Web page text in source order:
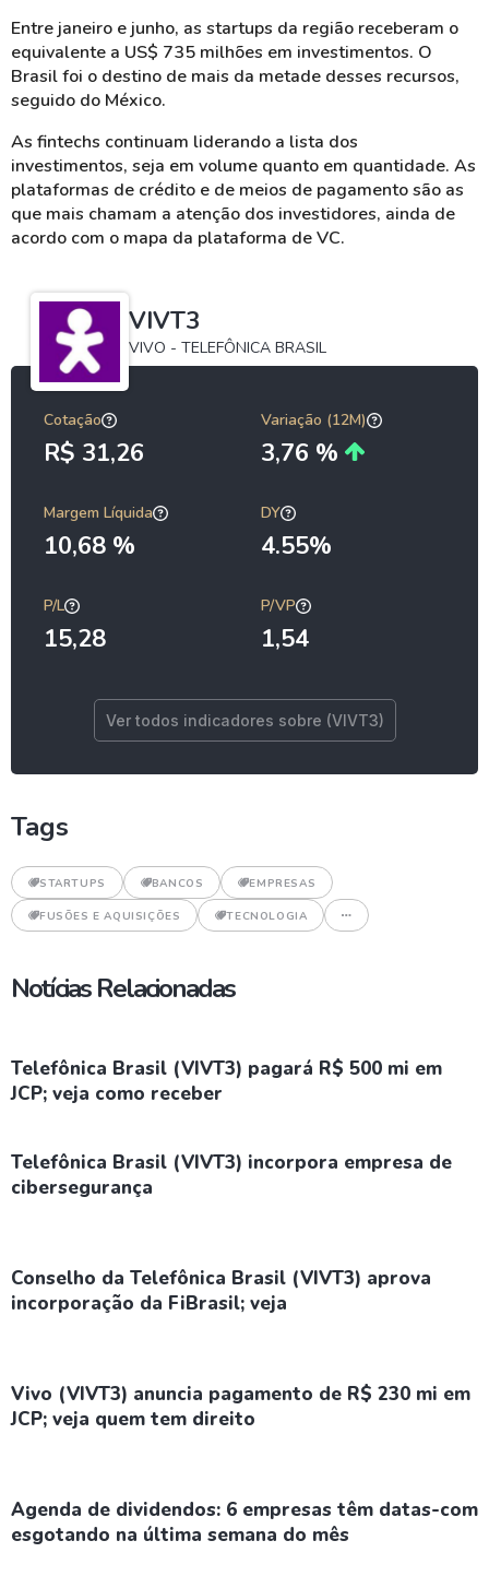
Entre janeiro e junho, as startups da região receberam o
equivalente a US$ 735 milhões em investimentos. O
Brasil foi o destino de mais da metade desses recursos,
seguido do México.
As fintechs continuam liderando a lista dos
investimentos, seja em volume quanto em quantidade. As
plataformas de crédito e de meios de pagamento são as
que mais chamam a atenção dos investidores, ainda de
acordo com o mapa da plataforma de VC.
VIVT3
VIVO - TELEFÔNICA BRASIL
Cotação
R$ 31,26
Variação (12M)
3,76 %
Margem Líquida
10,68 %
DY
4.55%
P/L
15,28
P/VP
1,54
Ver todos indicadores sobre (VIVT3)
Tags
STARTUPS BANCOS EMPRESAS
FUSÕES E AQUISIÇÕES TECNOLOGIA
Notícias Relacionadas
Telefônica Brasil (VIVT3) pagará R$ 500 mi em
JCP; veja como receber
Telefônica Brasil (VIVT3) incorpora empresa de
cibersegurança
Conselho da Telefônica Brasil (VIVT3) aprova
incorporação da FiBrasil; veja
Vivo (VIVT3) anuncia pagamento de R$ 230 mi em
JCP; veja quem tem direito
Agenda de dividendos: 6 empresas têm datas-com
esgotando na última semana do mês